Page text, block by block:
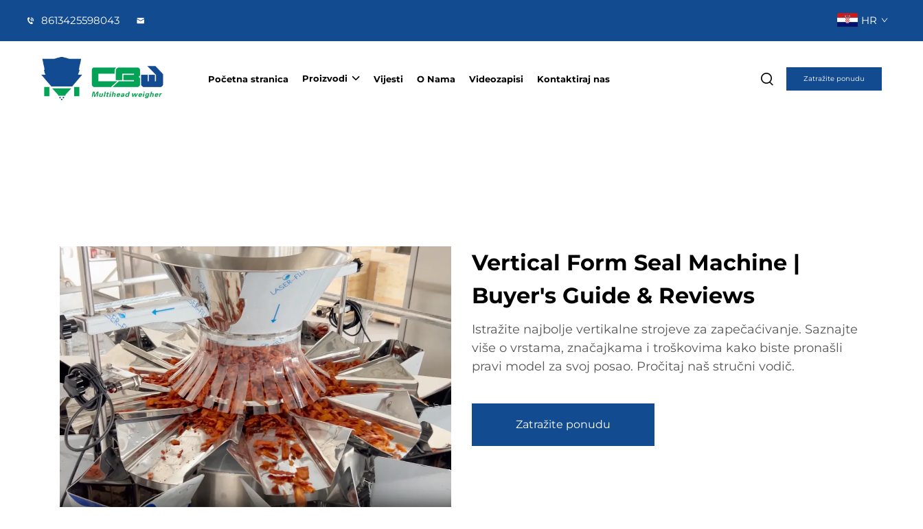
8613425598043 HR
Početna stranica Proizvodi Vijesti O Nama Videozapisi Kontaktiraj nas Zatražite ponudu
Vertical Form Seal Machine |
Buyer's Guide & Reviews
Istražite najbolje vertikalne strojeve za zapečaćivanje. Saznajte
više o vrstama, značajkama i troškovima kako biste pronašli
pravi model za svoj posao. Pročitaj naš stručni vodič.
Zatražite ponudu